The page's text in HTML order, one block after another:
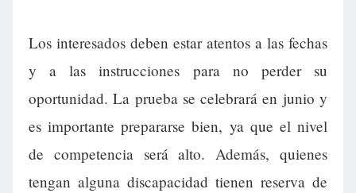
Los interesados deben estar atentos a las fechas
y a las instrucciones para no perder su
oportunidad. La prueba se celebrará en junio y
es importante prepararse bien, ya que el nivel
de competencia será alto. Además, quienes
tengan alguna discapacidad tienen reserva de